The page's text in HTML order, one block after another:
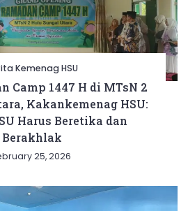
Kemenag HSU
Camp 1447 H di MTsN 2
Kakankemenag HSU:
Harus Beretika dan
Berakhlak
25, 2026